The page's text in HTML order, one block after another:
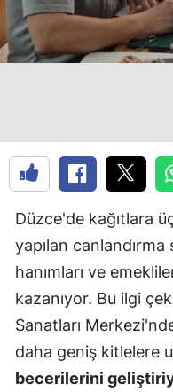
Düzce'de kağıtlara
yapılan
hanımları ve
kazanıyor. Bu ilgi
Sanatları
daha geniş kitlelere
becerilerini